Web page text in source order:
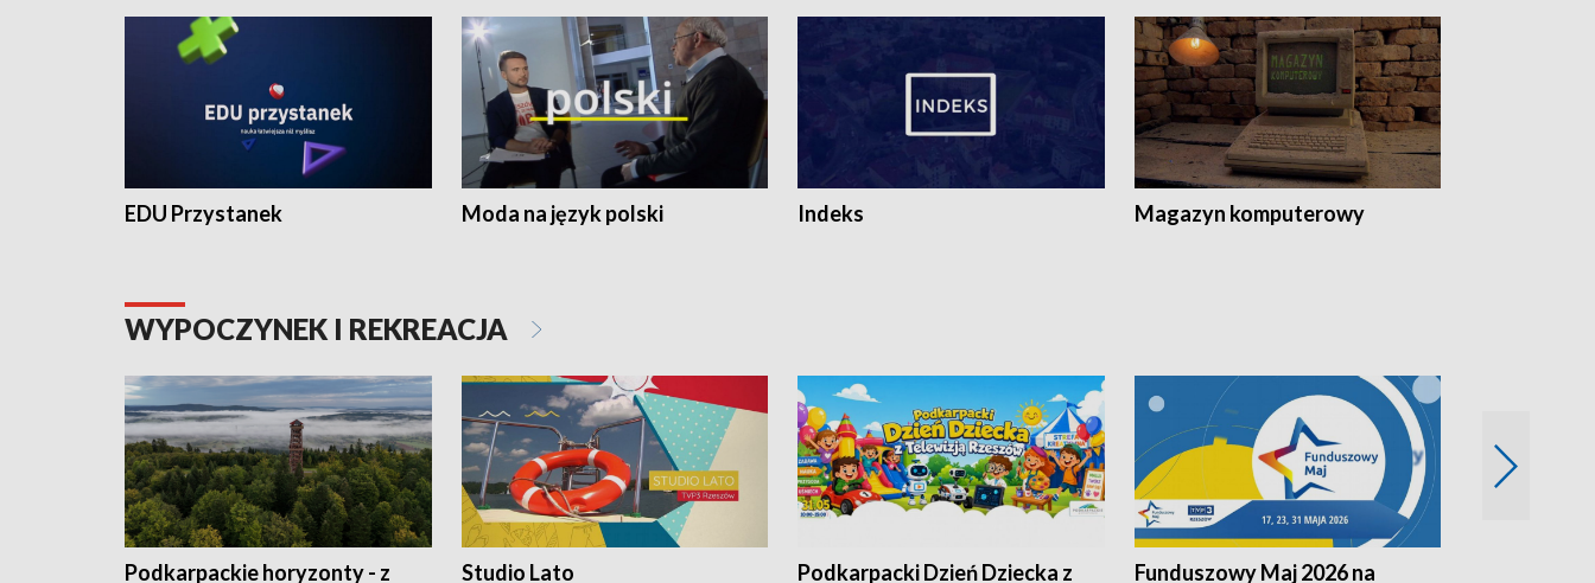
EDU Przystanek Moda na język polski Indeks Magazyn komputerowy
WYPOCZYNEK I REKREACJA
Podkarpackie horyzonty - z Studio Lato Podkarpacki Dzień Dziecka z Funduszowy Maj 2026 na